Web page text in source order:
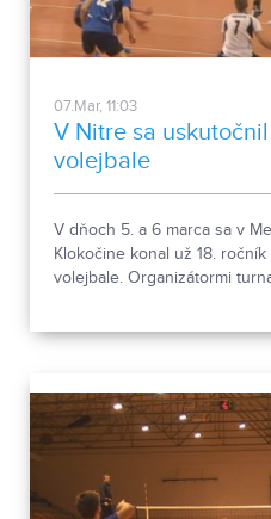
07.Mar, 11:03
V Nitre sa
volejbale
V dňoch 5. a 6 marca sa v
Klokočine konal už 18.
volejbale. Organizátormi